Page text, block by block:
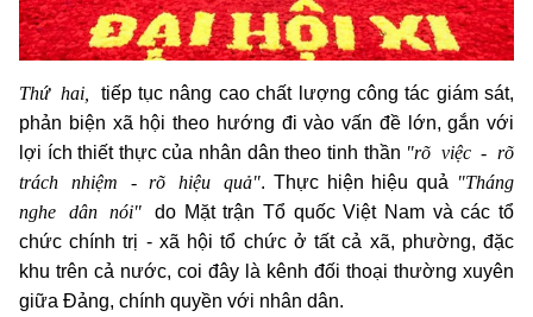
Thứ hai, tiếp tục nâng cao chất lượng công tác giám sát,
phản biện xã hội theo hướng đi vào vấn đề lớn, gắn với
lợi ích thiết thực của nhân dân theo tinh thần "rõ việc - rõ
trách nhiệm - rõ hiệu quả". Thực hiện hiệu quả
"Tháng
nghe dân nói" do Mặt trận Tổ quốc Việt Nam và các tổ
chức chính trị - xã hội tổ chức ở tất cả xã, phường, đặc
khu trên cả nước, coi đây là kênh đối thoại thường xuyên
giữa Đảng, chính quyền với nhân dân.